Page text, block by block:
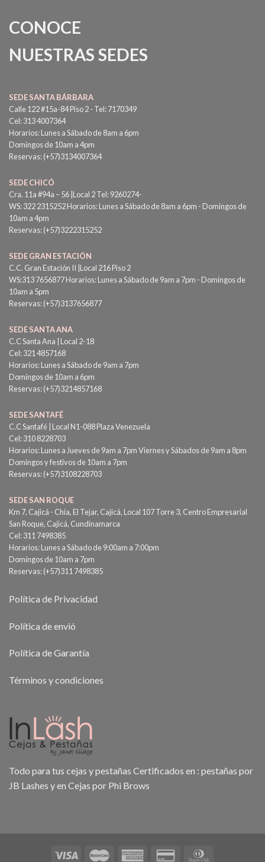
CONOCE
NUESTRAS SEDES
SEDE SANTA BÁRBARA
Calle 122 #15a-84 Piso 2 - Tel: 7170349
Cel: 313 4007364
Horarios: Lunes a Sábado de 8am a 6pm
Domingos de 10am a 4pm
Reservas: (+57)3134007364
SEDE CHICÓ
Cra. 11a #94a – 56 |Local 2 Tel: 9260274-
WS: 322 2315252 Horarios: Lunes a Sábado de 8am a 6pm - Domingos de
10am a 4pm
Reservas: (+57)3222315252
SEDE GRAN ESTACIÓN
C.C. Gran Estación II |Local 216 Piso 2
WS:313 7656877 Horarios: Lunes a Sábado de 9am a 7pm - Domingos de
10am a 5pm
Reservas: (+57)3137656877
SEDE SANTA ANA
C.C Santa Ana | Local 2-18
Cel: 321 4857168
Horarios: Lunes a Sábado de 9am a 7pm
Domingos de 10am a 6pm
Reservas: (+57)3214857168
SEDE SANTAFÉ
C.C Santafé | Local N1-088 Plaza Venezuela
Cel: 310 8228703
Horarios: Lunes a Jueves de 9am a 7pm Viernes y Sábados de 9am a 8pm
Domingos y festivos de 10am a 7pm
Reservas: (+57)3108228703
SEDE SAN ROQUE
Km 7, Cajicá - Chía, El Tejar, Cajicá, Local 107 Torre 3, Centro Empresarial
San Roque, Cajicá, Cundinamarca
Cel: 311 7498385
Horarios: Lunes a Sábado de 9:00am a 7:00pm
Domingos de 10am a 7pm
Reservas: (+57)311 7498385
Política de Privacidad
Política de envió
Política de Garantía
Términos y condiciones
Todo para tus cejas y pestañas Certificados en : pestañas por
JB Lashes y en Cejas por Phi Brows